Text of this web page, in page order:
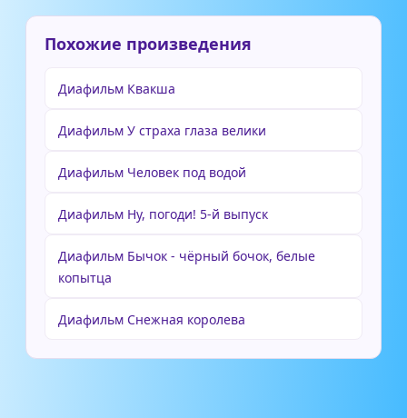
Похожие произведения
Диафильм Квакша
Диафильм У страха глаза велики
Диафильм Человек под водой
Диафильм Ну, погоди! 5-й выпуск
Диафильм Бычок - чёрный бочок, белые
копытца
Диафильм Снежная королева